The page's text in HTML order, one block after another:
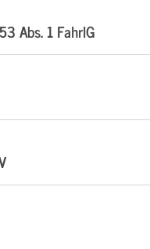
Abs. 1 FahrlG